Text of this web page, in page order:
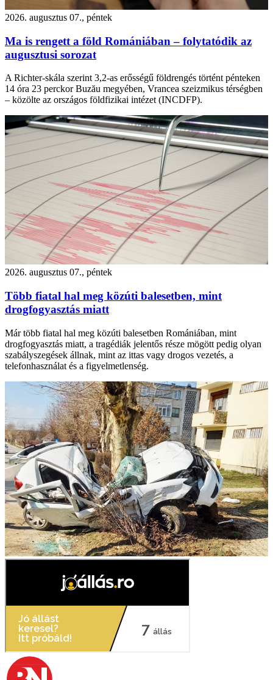
2026. augusztus 07., péntek
Ma is rengett a föld Romániában – folytatódik az
augusztusi sorozat
A Richter-skála szerint 3,2-as erősségű földrengés történt pénteken
14 óra 23 perckor Buzău megyében, Vrancea szeizmikus térségben
– közölte az országos földfizikai intézet (INCDFP).
2026. augusztus 07., péntek
Több fiatal hal meg közúti balesetben, mint
drogfogyasztás miatt
Már több fiatal hal meg közúti balesetben Romániában, mint
drogfogyasztás miatt, a tragédiák jelentős része mögött pedig olyan
szabályszegések állnak, mint az ittas vagy drogos vezetés, a
telefonhasználat és a figyelmetlenség.